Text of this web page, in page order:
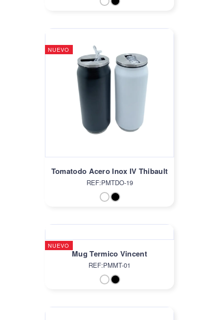
NUEVO
Tomatodo Acero Inox IV Thibault
REF:PMTDO-19
NUEVO
Mug Termico Vincent
REF:PMMT-01